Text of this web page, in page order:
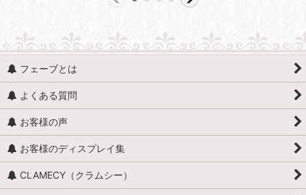
フェーブとは
よくある質問
お客様の声
お客様のディスプレイ集
CLAMECY（クラムシー）